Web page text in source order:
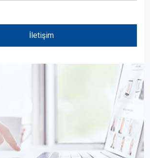
İletişim